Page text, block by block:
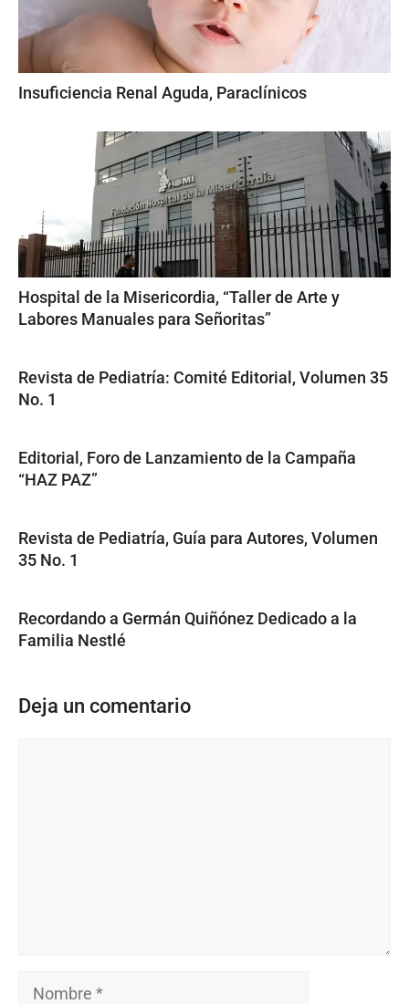
Insuficiencia Renal Aguda, Paraclínicos
Hospital de la Misericordia, “Taller de Arte y
Labores Manuales para Señoritas”
Revista de Pediatría: Comité Editorial, Volumen 35
No. 1
Editorial, Foro de Lanzamiento de la Campaña
“HAZ PAZ”
Revista de Pediatría, Guía para Autores, Volumen
35 No. 1
Recordando a Germán Quiñónez Dedicado a la
Familia Nestlé
Deja un comentario
Nombre